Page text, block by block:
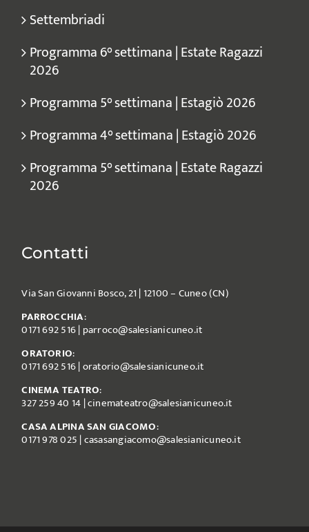
Settembriadi
Programma 6° settimana | Estate Ragazzi
2026
Programma 5° settimana | Estagiò 2026
Programma 4° settimana | Estagiò 2026
Programma 5° settimana | Estate Ragazzi
2026
Contatti
Via San Giovanni Bosco, 21 | 12100 – Cuneo (CN)
PARROCCHIA:
0171 692 516| parroco@salesianicuneo.it
ORATORIO:
0171 692 516|oratorio@salesianicuneo.it
CINEMA TEATRO:
327 259 40 14 |cinemateatro@salesianicuneo.it
CASA ALPINA SAN GIACOMO:
0171 978 025 |casasangiacomo@salesianicuneo.it